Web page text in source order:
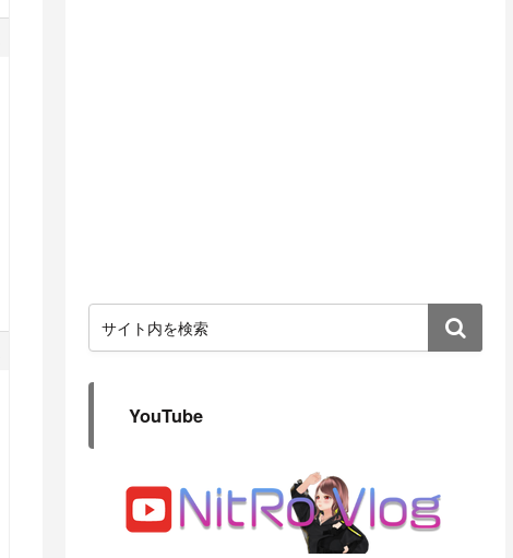
YouTube